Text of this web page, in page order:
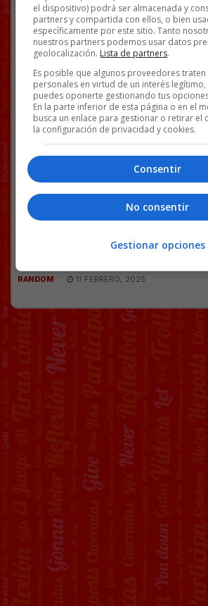
Una mujer de izquierdas al fondo
nazіs”, apoyando al islamista
[Ver vídeo en X ]
Facebook
TwitterGmail
Link
142
RANDOM 11 FEBRERO, 2025
el dispositivo) podrá ser almacenada y
partners y compartida con ellos, o bien
específicamente por este sitio. Tanto
nuestros partners podemos usar datos
geolocalización. Lista de partners.
Es posible que algunos proveedores
personales en virtud de un interés
puedes oponerte gestionando tus
En la parte inferior de esta página o en el
busca un enlace para gestionar o retirar el
la configuración de privacidad y cookies.
Consentir
No consentir
Gestionar opciones